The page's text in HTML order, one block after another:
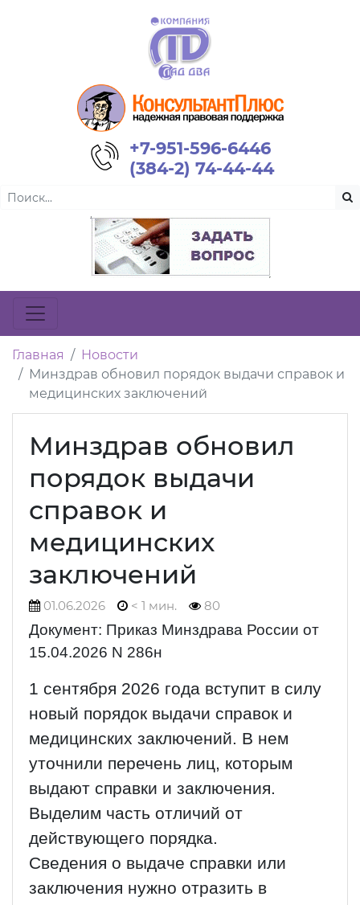
+7-951-596-6446
(384-2) 74-44-44
Главная
Новости
Минздрав обновил порядок выдачи справок и
медицинских заключений
Минздрав обновил
порядок выдачи
справок и
медицинских
заключений
01.06.2026 < 1 мин. 80
Документ: Приказ Минздрава России от
15.04.2026 N 286н
1 сентября 2026 года вступит в силу
новый порядок выдачи справок и
медицинских заключений. В нем
уточнили перечень лиц, которым
выдают справки и заключения.
Выделим часть отличий от
действующего порядка.
Сведения о выдаче справки или
заключения нужно отразить в